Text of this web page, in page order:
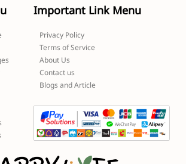
Important Link Menu
Privacy Policy
Terms of Service
About Us
Contact us
Blogs and Article